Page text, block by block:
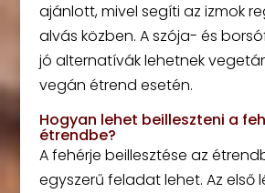
ajánlott, mivel segíti az izmok
alvás közben. A szója- és
jó alternatívák lehetnek
vegán étrend esetén.
Hogyan lehet beilleszteni a
étrendbe?
A fehérje beillesztése az
egyszerű feladat lehet. Az első